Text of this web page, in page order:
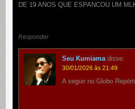
DE 19 ANOS QUE ESPANCOU UM
Responder
Seu Kumiama disse:
30/01/2026 às 21:49
A seguir no Globo